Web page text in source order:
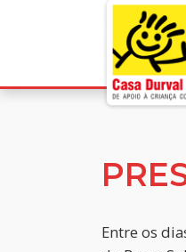
Entre os